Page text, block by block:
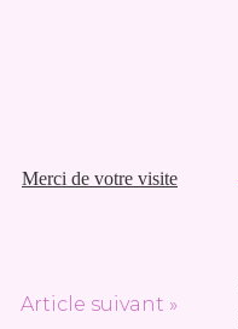
Merci de votre visite
Article suivant »